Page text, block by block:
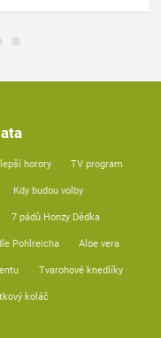
horory TV program
Kdy budou volby
7 pádů Honzy Dědka
Pohlreicha Aloe vera
Tvarohové knedlíky
koláč